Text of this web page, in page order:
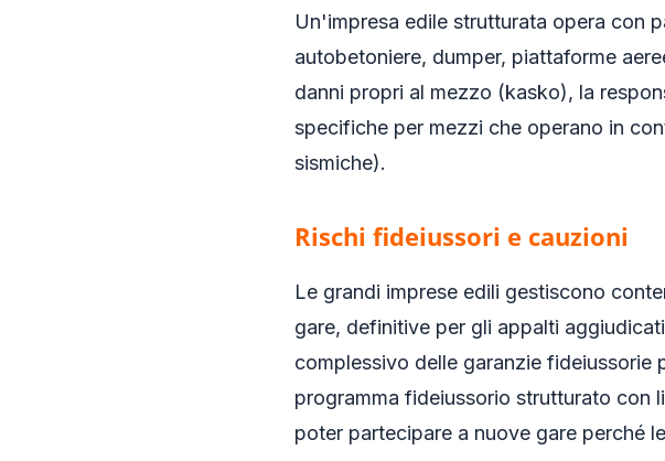
Un'impresa edile strutturata opera con
autobetoniere, dumper, piattaforme
danni propri al mezzo (kasko), la
specifiche per mezzi che operano in
sismiche).
Rischi fideiussori e cauzioni
Le grandi imprese edili gestiscono
gare, definitive per gli appalti
complessivo delle garanzie
programma fideiussorio strutturato con
poter partecipare a nuove gare perché